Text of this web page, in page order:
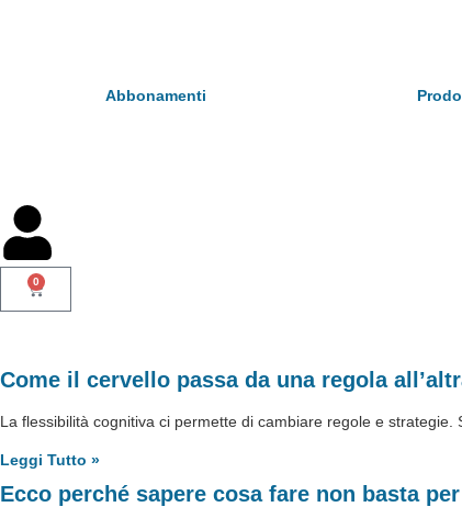
Abbonamenti
0
Come il cervello passa da una regola
La flessibilità cognitiva ci permette di cambiare regole e
Leggi Tutto »
Ecco perché sapere cosa fare non basta